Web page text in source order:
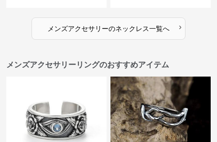
メンズアクセサリーのネックレス一覧へ ›
メンズアクセサリーリングのおすすめアイテム